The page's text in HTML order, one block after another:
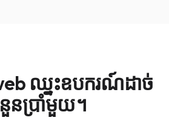
ឈ្នះឧបករណ៍ដាច់
ប្រាំមួយ។